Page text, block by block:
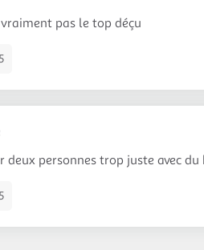
pas le top déçu
deux personnes trop juste avec